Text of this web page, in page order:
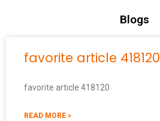
Blogs
favorite article 418120
favorite article 418120
READ MORE »